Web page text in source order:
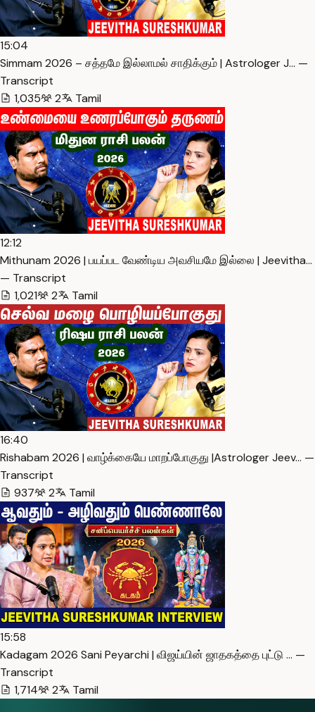
15:04
Simmam 2026 – சத்தமே இல்லாமல் சாதிக்கும் | Astrologer J… —
Transcript
1,035
2 Tamil
12:12
Mithunam 2026 | பயப்பட வேண்டிய அவசியமே இல்லை | Jeevitha…
— Transcript
1,021
2 Tamil
16:40
Rishabam 2026 | வாழ்க்கையே மாறப்போகுது |Astrologer Jeev… —
Transcript
937
2 Tamil
15:58
Kadagam 2026 Sani Peyarchi | விஜய்யின் ஜாதகத்தை புட்டு … —
Transcript
1,714
2 Tamil